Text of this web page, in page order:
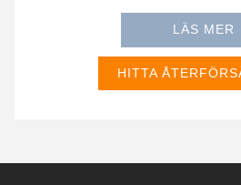
LÄS MER
HITTA